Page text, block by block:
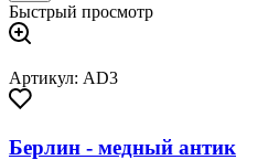
Быстрый просмотр
Артикул: AD3
Берлин - медный антик